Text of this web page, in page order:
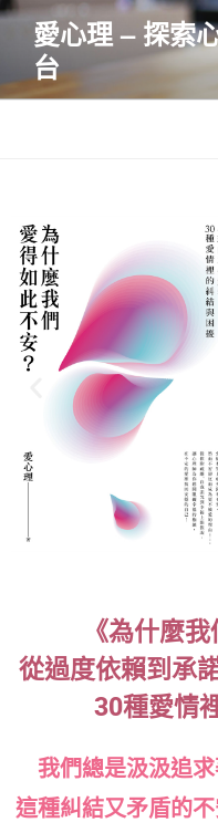
愛心理 – 探索
台
《為什麼
從過度依賴到承
30種愛情
我們總是汲汲追
這種糾結又矛盾的